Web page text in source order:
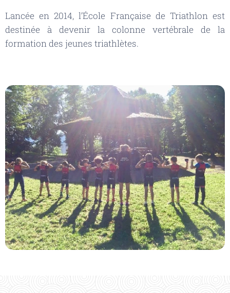
Lancée en 2014, l’École Française de Triathlon est
destinée à devenir la colonne vertébrale de la
formation des jeunes triathlètes.